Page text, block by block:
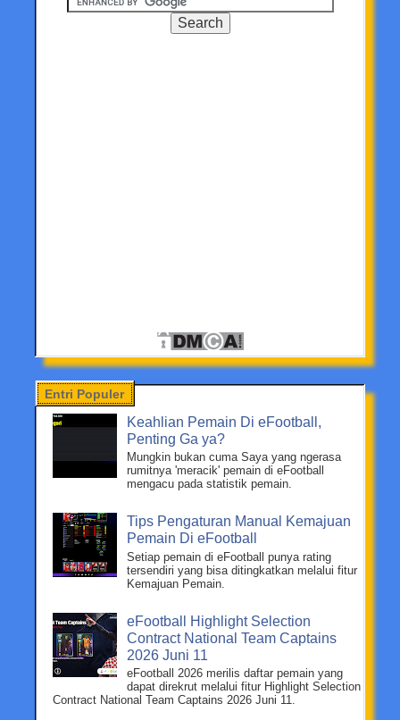
Entri Populer
Keahlian Pemain Di eFootball,
Penting Ga ya?
Mungkin bukan cuma Saya yang ngerasa
rumitnya 'meracik' pemain di eFootball
mengacu pada statistik pemain.
Tips Pengaturan Manual Kemajuan
Pemain Di eFootball
Setiap pemain di eFootball punya rating
tersendiri yang bisa ditingkatkan melalui fitur
Kemajuan Pemain.
eFootball Highlight Selection
Contract National Team Captains
2026 Juni 11
eFootball 2026 merilis daftar pemain yang
dapat direkrut melalui fitur Highlight Selection
Contract National Team Captains 2026 Juni 11.